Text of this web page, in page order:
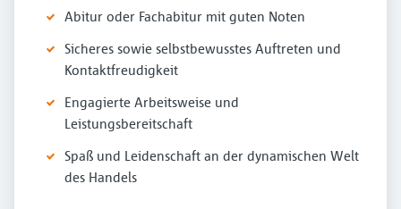
Abitur oder Fachabitur mit guten Noten
Sicheres sowie selbstbewusstes Auftreten und
Kontaktfreudigkeit
Engagierte Arbeitsweise und
Leistungsbereitschaft
Spaß und Leidenschaft an der dynamischen Welt
des Handels